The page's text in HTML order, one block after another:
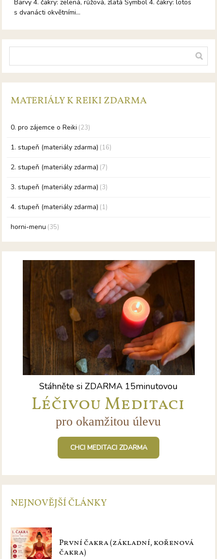
Barvy 4. čakry: zelená, růžová, zlatá Symbol 4. čakry: lotos
s dvanácti okvětními…
MATERIÁLY K REIKI ZDARMA
0. pro zájemce o Reiki (23)
1. stupeň (materiály zdarma) (16)
2. stupeň (materiály zdarma) (7)
3. stupeň (materiály zdarma) (3)
4. stupeň (materiály zdarma) (1)
horni-menu (35)
Stáhněte si ZDARMA 15minutovou
Léčivou Meditaci
pro okamžitou úlevu
CHCI MEDITACI ZDARMA
NEJNOVĚJŠÍ ČLÁNKY
První čakra (základní, kořenová
čakra)